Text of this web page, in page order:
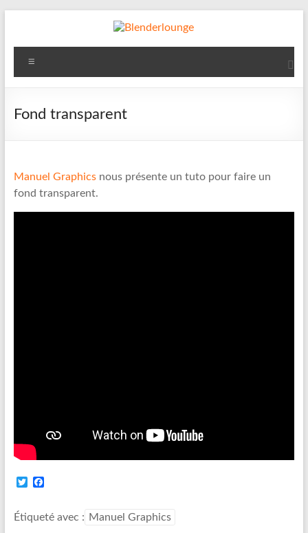
Blenderlounge
Le
de
Fond transparent
Manuel Graphicsnous présente un tuto pour faire un
fond transparent.
t
t
e
Étiqueté avec : Manuel Graphics